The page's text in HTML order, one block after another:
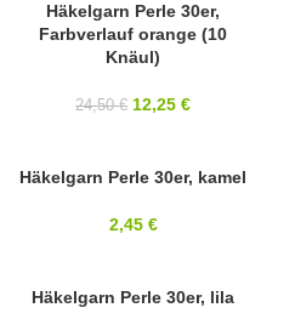
30ER PERLE
Häkelgarn Perle 30er,
Farbverlauf orange (10
Knäul)
24,50€ 12,25 €
30ER PERLE
Häkelgarn Perle 30er, kamel
2,45 €
30ER PERLE
Häkelgarn Perle 30er, lila